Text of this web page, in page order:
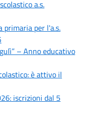
a.s.
primaria per l'a.s.
– Anno educativo
è attivo il
iscrizioni dal 5